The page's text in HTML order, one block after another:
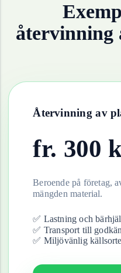
återvinning
Återvinning av
fr. 300
Beroende på företag,
mängden material.
✅ Lastning och
✅ Transport till
✅ Miljövänlig